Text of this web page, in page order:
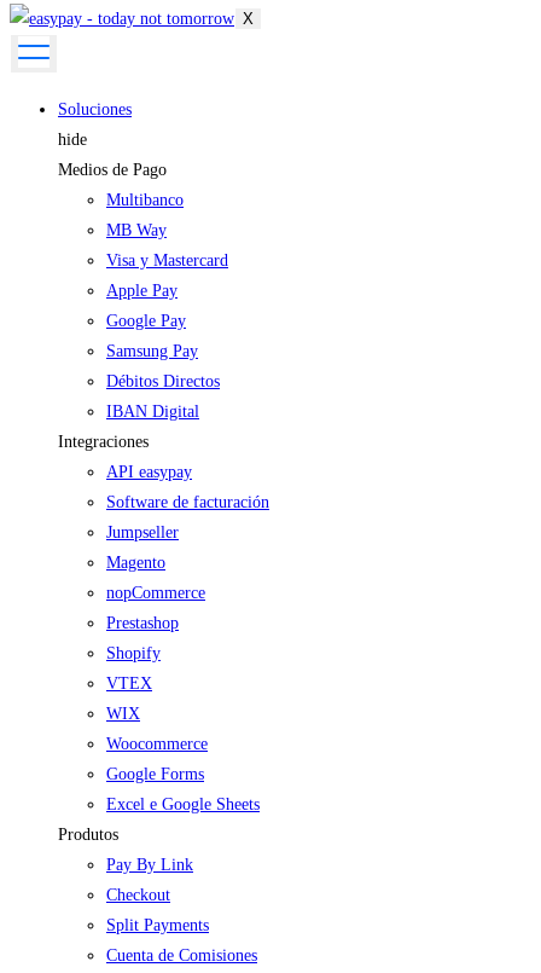
X
Soluciones
hide
Medios de Pago
Multibanco
MB Way
Visa y Mastercard
Apple Pay
Google Pay
Samsung Pay
Débitos Directos
IBAN Digital
Integraciones
API easypay
Software de facturación
Jumpseller
Magento
nopCommerce
Prestashop
Shopify
VTEX
WIX
Woocommerce
Google Forms
Excel e Google Sheets
Produtos
Pay By Link
Checkout
Split Payments
Cuenta de Comisiones